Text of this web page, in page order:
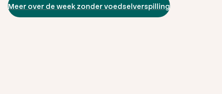
Meer over de week zonder voedselverspilling